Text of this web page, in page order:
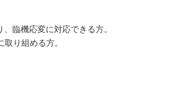
臨機応変に対応できる方。
り組める方。